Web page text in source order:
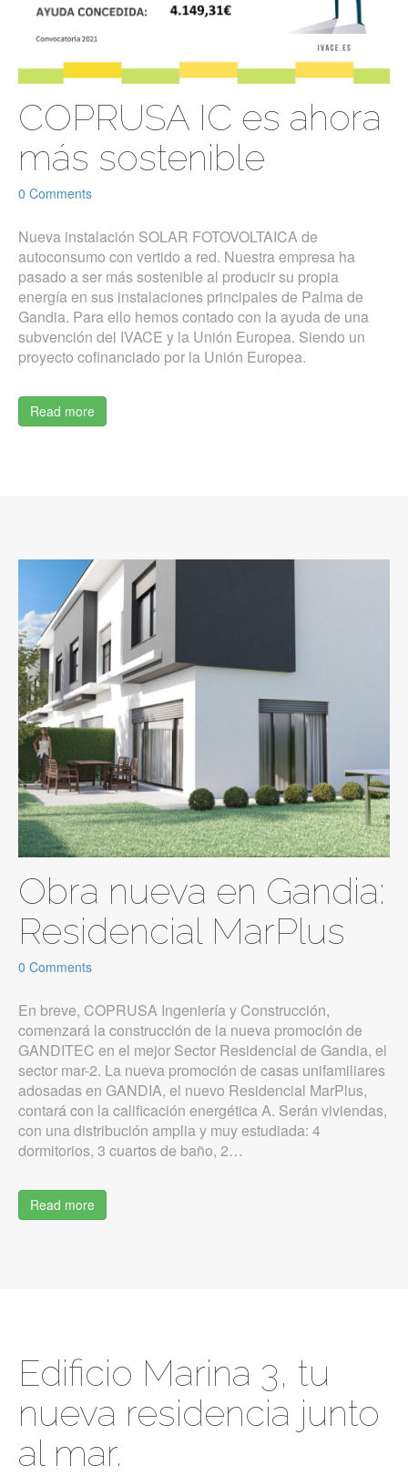
COPRUSA IC es ahora
más sostenible
0 Comments
Nueva instalación SOLAR FOTOVOLTAICA de
autoconsumo con vertido a red. Nuestra empresa ha
pasado a ser más sostenible al producir su propia
energía en sus instalaciones principales de Palma de
Gandia. Para ello hemos contado con la ayuda de una
subvención del IVACE y la Unión Europea. Siendo un
proyecto cofinanciado por la Unión Europea.
Read more
Obra nueva en Gandia:
Residencial MarPlus
0 Comments
En breve, COPRUSA Ingeniería y Construcción,
comenzará la construcción de la nueva promoción de
GANDITEC en el mejor Sector Residencial de Gandia, el
sector mar-2. La nueva promoción de casas unifamiliares
adosadas en GANDIA, el nuevo Residencial MarPlus,
contará con la calificación energética A. Serán viviendas,
con una distribución amplia y muy estudiada: 4
dormitorios, 3 cuartos de baño, 2…
Read more
Edificio Marina 3, tu
nueva residencia junto
al mar.